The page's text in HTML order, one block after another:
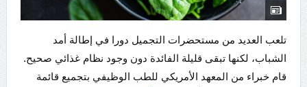
تلعب العديد من مستحضرات التجميل دورا في إطالة أمد
الشباب، لكنها تبقى قليلة الفائدة دون وجود نظام غذائي صحيح.
قام خبراء من المعهد الأمريكي للطب الوظيفي بتجميع قائمة